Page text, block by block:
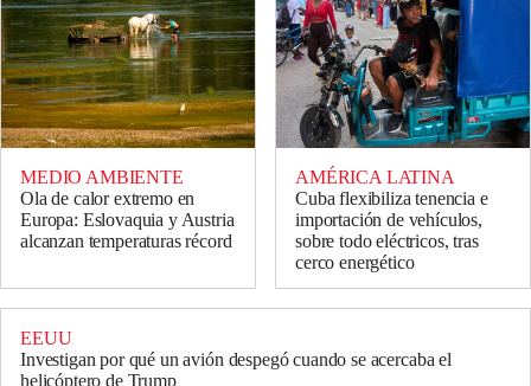
MEDIO AMBIENTE
Ola de calor extremo en
Europa: Eslovaquia y Austria
alcanzan temperaturas récord
AMÉRICA LATINA
Cuba flexibiliza tenencia e
importación de vehículos,
sobre todo eléctricos, tras
cerco energético
EEUU
Investigan por qué un avión despegó cuando se acercaba el
helicóptero de Trump